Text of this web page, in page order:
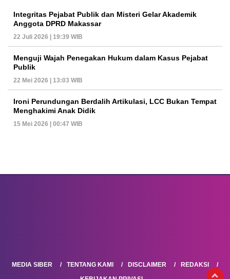
Integritas Pejabat Publik dan Misteri Gelar Akademik
Anggota DPRD Makassar
22 Juli 2026 | 19:39 WIB
Menguji Wajah Penegakan Hukum dalam Kasus Pejabat
Publik
22 Mei 2026 | 13:03 WIB
Ironi Perundungan Berdalih Artikulasi, LCC Bukan Tempat
Menghakimi Anak Didik
15 Mei 2026 | 00:47 WIB
MEDIA SIBER TENTANG KAMI DISCLAIMER
REDAKSI